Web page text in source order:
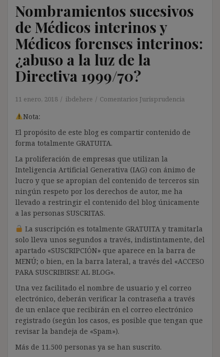
Nombramientos sucesivos
de Médicos interinos y
Médicos forenses interinos:
¿abuso a la luz de la
Directiva 1999/70?
11 enero, 2018 ibdehere Comentarios Jurisprudencia
Nota:
El propósito de este blog es compartir contenido de
forma totalmente GRATUITA.
La proliferación de empresas que utilizan la
Inteligencia Artificial Generativa (IAG) con ánimo de
lucro y que se apropian del contenido de terceros sin
ningún respeto por los derechos de autor, me ha
llevado a restringir el contenido del blog únicamente
a las personas SUSCRITAS.
La suscripción es totalmente GRATUITA y tramitarla
solo lleva unos segundos a través, indistintamente, del
apartado «SUSCRIPCIÓN» que aparece en la barra de
MENÚ; o bien, en la barra lateral, a través del «ACCESO
PARA SUSCRIBIRSE AL BLOG».
Una vez facilitado el nombre de usuario y el correo
electrónico, deberán verificar la contraseña a través
de un enlace que recibirán en el correo electrónico
registrado (según los casos, es posible que tengan que
revisar la bandeja de «Spam»).
Más de 11.500 personas ya se han suscrito.